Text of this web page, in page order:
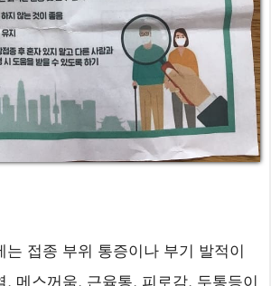
는 접종 부위 통증이나 부기 발적이
, 메스꺼움, 근육통, 피로감, 두통등이